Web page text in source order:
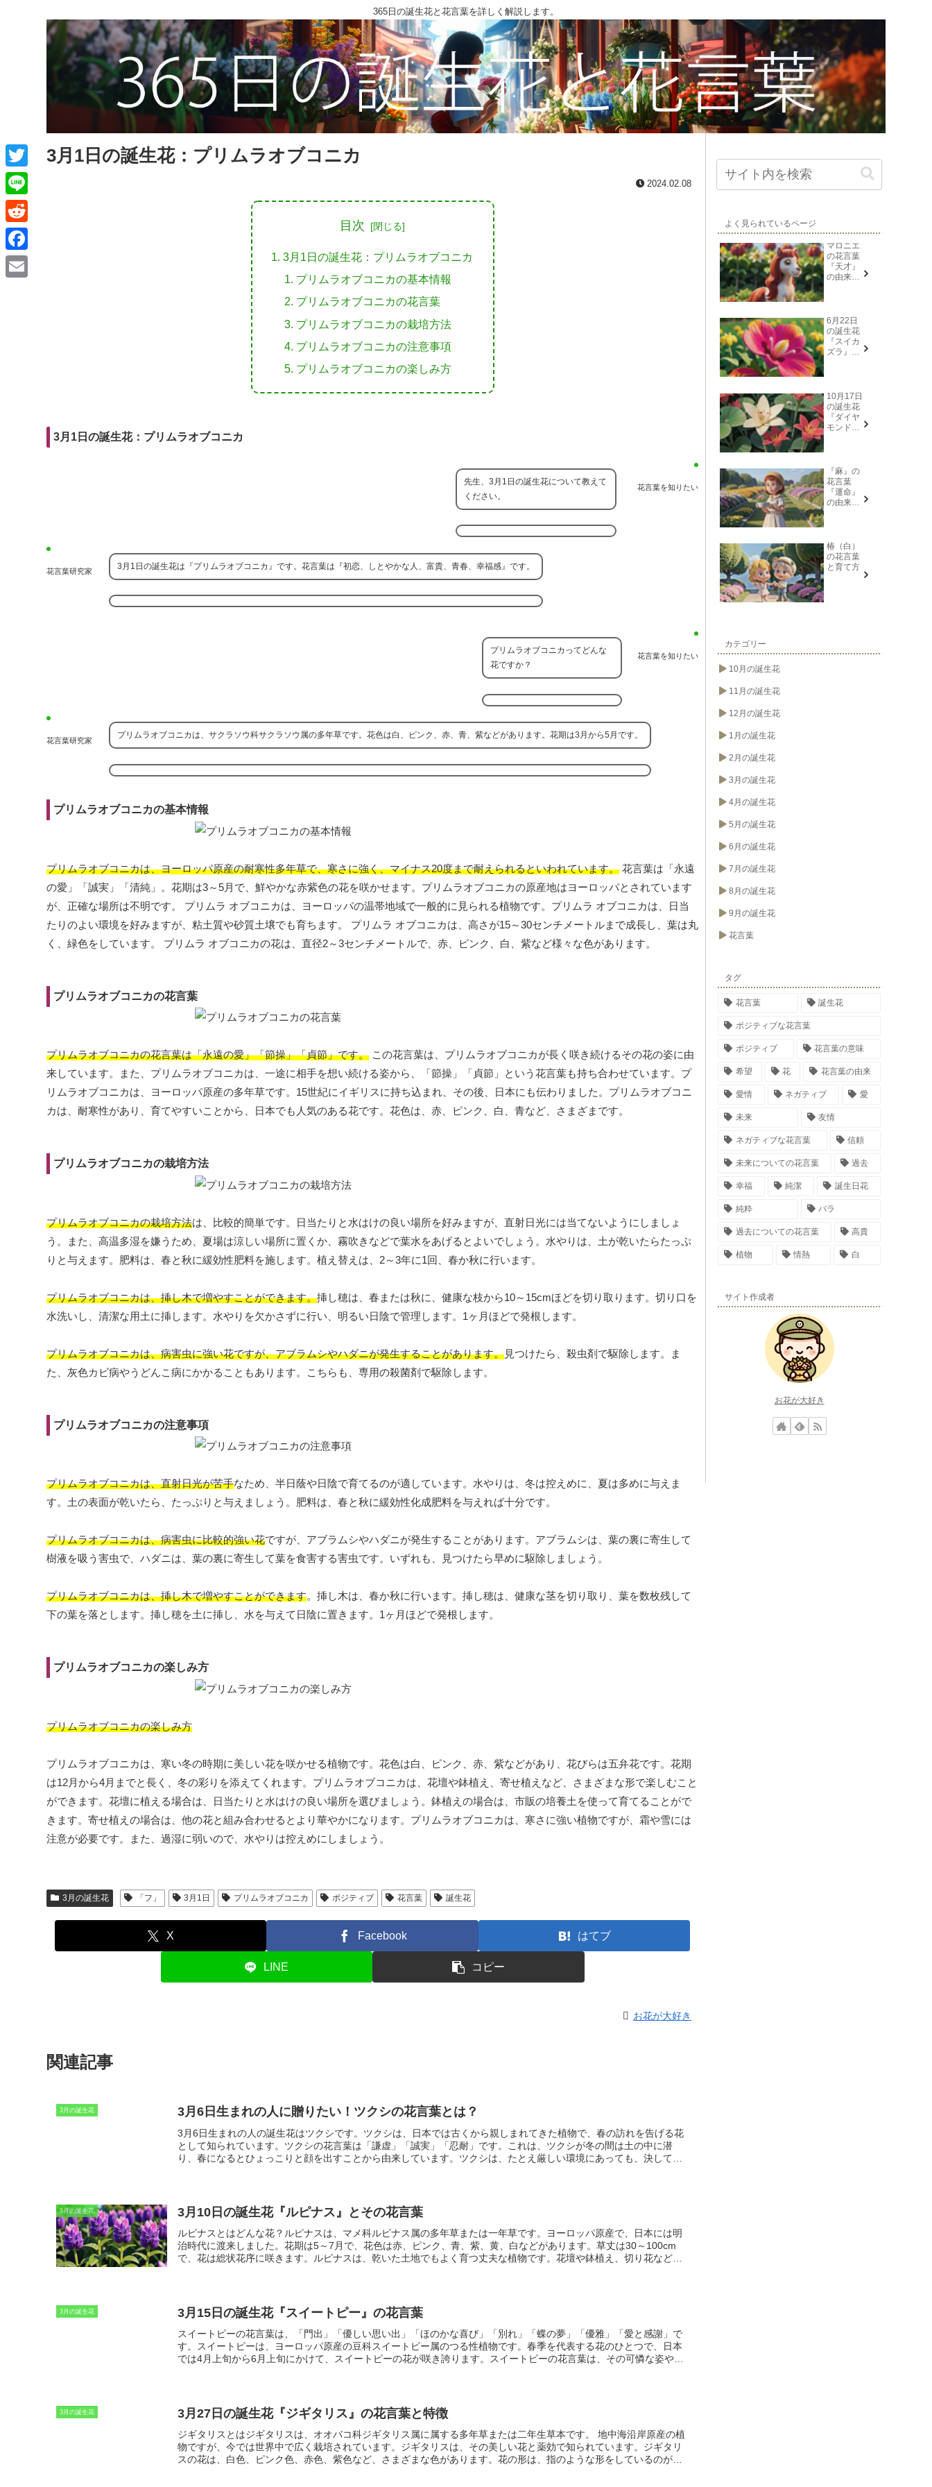
365日の誕生花と花言葉を詳しく解説します。
3月1日の誕生花：プリムラオブコニカ
2024.02.08
目次
3月1日の誕生花：プリムラオブコニカ
プリムラオブコニカの基本情報
プリムラオブコニカの花言葉
プリムラオブコニカの栽培方法
プリムラオブコニカの注意事項
プリムラオブコニカの楽しみ方
3月1日の誕生花：プリムラオブコニカ
花言葉を知りたい
先生、3月1日の誕生花について教えて
ください。
花言葉研究家
3月1日の誕生花は『プリムラオブコニカ』です。花言葉は『初恋、しとやかな人、富貴、青春、幸福感』です。
花言葉を知りたい
プリムラオブコニカってどんな
花ですか？
花言葉研究家
プリムラオブコニカは、サクラソウ科サクラソウ属の多年草です。花色は白、ピンク、赤、青、紫などがあります。花期は3月から5月です。
プリムラオブコニカの基本情報
プリムラオブコニカは、ヨーロッパ原産の耐寒性多年草で、寒さに強く、マイナス20度まで耐えられるといわれています。 花言葉は「永遠
の愛」「誠実」「清純」。花期は3～5月で、鮮やかな赤紫色の花を咲かせます。プリムラオブコニカの原産地はヨーロッパとされています
が、正確な場所は不明です。 プリムラ オブコニカは、ヨーロッパの温帯地域で一般的に見られる植物です。プリムラ オブコニカは、日当
たりのよい環境を好みますが、粘土質や砂質土壌でも育ちます。 プリムラ オブコニカは、高さが15～30センチメートルまで成長し、葉は丸
く、緑色をしています。 プリムラ オブコニカの花は、直径2～3センチメートルで、赤、ピンク、白、紫など様々な色があります。
プリムラオブコニカの花言葉
プリムラオブコニカの花言葉は「永遠の愛」「節操」「貞節」です。 この花言葉は、プリムラオブコニカが長く咲き続けるその花の姿に由
来しています。また、プリムラオブコニカは、一途に相手を想い続ける姿から、「節操」「貞節」という花言葉も持ち合わせています。プ
リムラオブコニカは、ヨーロッパ原産の多年草です。15世紀にイギリスに持ち込まれ、その後、日本にも伝わりました。プリムラオブコニ
カは、耐寒性があり、育てやすいことから、日本でも人気のある花です。花色は、赤、ピンク、白、青など、さまざまです。
プリムラオブコニカの栽培方法
プリムラオブコニカの栽培方法は、比較的簡単です。日当たりと水はけの良い場所を好みますが、直射日光には当てないようにしましょ
う。また、高温多湿を嫌うため、夏場は涼しい場所に置くか、霧吹きなどで葉水をあげるとよいでしょう。水やりは、土が乾いたらたっぷ
りと与えます。肥料は、春と秋に緩効性肥料を施します。植え替えは、2～3年に1回、春か秋に行います。
プリムラオブコニカは、挿し木で増やすことができます。挿し穂は、春または秋に、健康な枝から10～15cmほどを切り取ります。切り口を
水洗いし、清潔な用土に挿します。水やりを欠かさずに行い、明るい日陰で管理します。1ヶ月ほどで発根します。
プリムラオブコニカは、病害虫に強い花ですが、アブラムシやハダニが発生することがあります。見つけたら、殺虫剤で駆除します。ま
た、灰色カビ病やうどんこ病にかかることもあります。こちらも、専用の殺菌剤で駆除します。
プリムラオブコニカの注意事項
プリムラオブコニカは、直射日光が苦手なため、半日蔭や日陰で育てるのが適しています。水やりは、冬は控えめに、夏は多めに与えま
す。土の表面が乾いたら、たっぷりと与えましょう。肥料は、春と秋に緩効性化成肥料を与えれば十分です。
プリムラオブコニカは、病害虫に比較的強い花ですが、アブラムシやハダニが発生することがあります。アブラムシは、葉の裏に寄生して
樹液を吸う害虫で、ハダニは、葉の裏に寄生して葉を食害する害虫です。いずれも、見つけたら早めに駆除しましょう。
プリムラオブコニカは、挿し木で増やすことができます。挿し木は、春か秋に行います。挿し穂は、健康な茎を切り取り、葉を数枚残して
下の葉を落とします。挿し穂を土に挿し、水を与えて日陰に置きます。1ヶ月ほどで発根します。
プリムラオブコニカの楽しみ方
プリムラオブコニカの楽しみ方
プリムラオブコニカは、寒い冬の時期に美しい花を咲かせる植物です。花色は白、ピンク、赤、紫などがあり、花びらは五弁花です。花期
は12月から4月までと長く、冬の彩りを添えてくれます。プリムラオブコニカは、花壇や鉢植え、寄せ植えなど、さまざまな形で楽しむこと
ができます。花壇に植える場合は、日当たりと水はけの良い場所を選びましょう。鉢植えの場合は、市販の培養土を使って育てることがで
きます。寄せ植えの場合は、他の花と組み合わせるとより華やかになります。プリムラオブコニカは、寒さに強い植物ですが、霜や雪には
注意が必要です。また、過湿に弱いので、水やりは控えめにしましょう。
3月の誕生花 「フ」 3月1日 プリムラオブコニカ ポジティブ 花言葉 誕生花
X Facebook はてブ
LINE コピー
お花が大好き
関連記事
3月の誕生花 3月6日生まれの人に贈りたい！ツクシの花言葉とは？
3月6日生まれの人の誕生花はツクシです。ツクシは、日本では古くから親しまれてきた植物で、春の訪れを告げる花
として知られています。ツクシの花言葉は「謙虚」「誠実」「忍耐」です。これは、ツクシが冬の間は土の中に潜
り、春になるとひょっこりと顔を出すことから由来しています。ツクシは、たとえ厳しい環境にあっても、決して諦
3月の誕生花 3月10日の誕生花『ルピナス』とその花言葉
ルピナスとはどんな花？ ルピナスは、マメ科ルピナス属の多年草または一年草です。
ヨーロッパ原産で、日本には明
治時代に渡来しました。 花期は5～7月で、花色は赤、ピンク、青、紫、黄、白などがあります。草丈は30～100cm
で、花は総状花序に咲きます。ルピナスは、乾いた土地でもよく育つ丈夫な植物です。花壇や鉢植え、切り花など、
3月の誕生花 3月15日の誕生花『スイートピー』の花言葉
スイートピーの花言葉は、「門出」「優しい思い出」「ほのかな喜び」「別れ」「蝶の夢」「優雅」「愛と感謝」で
す。
スイートピーは、ヨーロッパ原産の豆科スイートピー属のつる性植物です。春季を代表する花のひとつで、日本
では4月上旬から6月上旬にかけて、スイートピーの花が咲き誇ります。スイートピーの花言葉は、その可憐な姿や優
けられた花言葉です。また、スイートピーの花言葉には、「別れ」や「蝶の夢」という
す。「別れ」は、スイートピーの花が、春に咲いてすぐに枯れてしまうことからつけられた花言葉です。また、「蝶
の夢」は、スイートピーの花が、蝶のようにひらひらと舞うことからつけられた花言葉です。そして、「優雅」は、
スイートピーの花の可憐な姿にちなんだ花言葉です。また、「愛と感謝」は、スイートピーの花を贈ることで、愛と
感謝の気持ちを伝えることができることからつけられた花言葉です。
3月の誕生花 3月27日の誕生花『ジギタリス』の花言葉と特徴
ジギタリスとはジギタリスは、オオバコ科ジギタリス属に属する多年草または二年生草本です。
地中海沿岸原産の植
物ですが、今では世界中で広く栽培されています。ジギタリスは、その美しい花と薬効で知られています。ジギタリ
スの花は、白色、ピンク色、赤色、紫色など、さまざまな色があります。花の形は、指のような形をしているのが特
よく見られているページ
マロニエ
の花言葉
『天才』
の由来と
6月22日
の誕生花
『スイカ
ズラ』花
10月17日
の誕生花
『ダイヤ
モンドリ
楽しみ
に、忍
耐、箱入
り娘)』に
『麻』の
花言葉
『運命』
の由来と
椿（白）
の花言葉
と育て方
カテゴリー
10月の誕生花
11月の誕生花
12月の誕生花
1月の誕生花
2月の誕生花
3月の誕生花
4月の誕生花
5月の誕生花
6月の誕生花
7月の誕生花
8月の誕生花
9月の誕生花
花言葉
タグ
花言葉 誕生花
ポジティブな花言葉
ポジティブ 花言葉の意味
希望 花 花言葉の由来
愛情 ネガティブ 愛
未来 友情
ネガティブな花言葉 信頼
未来についての花言葉 過去
幸福 純潔 誕生日花
純粋 バラ
過去についての花言葉 高貴
植物 情熱 白
サイト作成者
お花が大好き
T
w
i
t
L
i
n
e
R
e
d
F